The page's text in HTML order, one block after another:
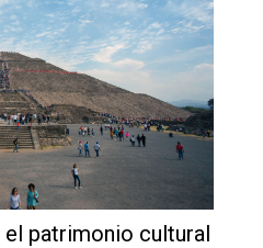
el patrimonio cultural